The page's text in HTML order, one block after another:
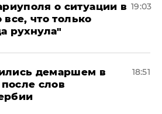
о ситуации в
что только
рухнула"
19:03
демаршем в
слов
18:51